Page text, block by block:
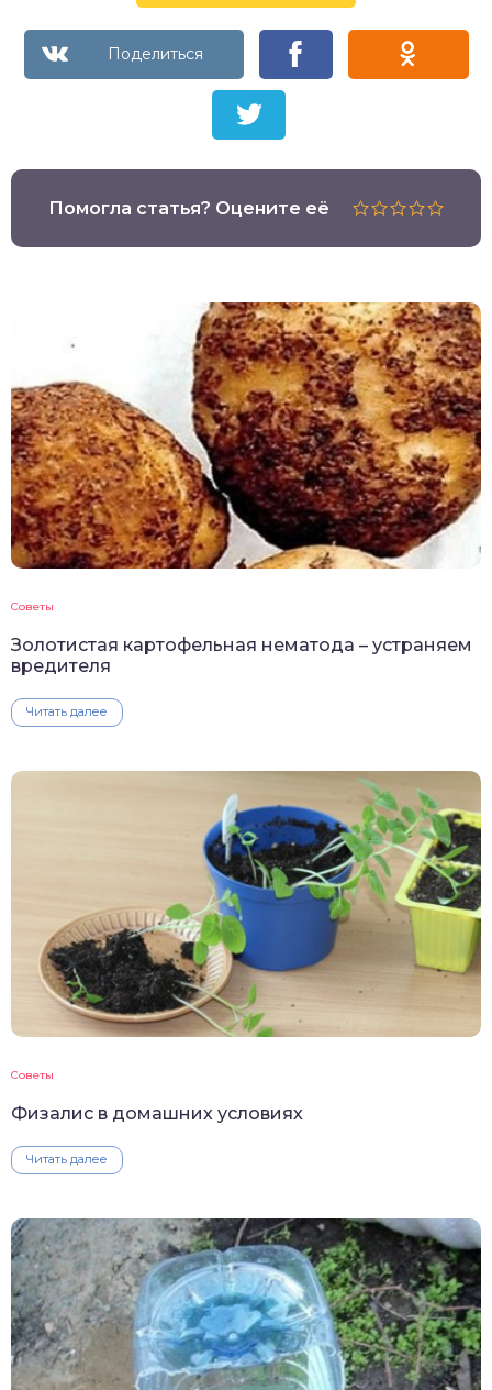
Помогла статья? Оцените её
Советы
Золотистая картофельная нематода – устраняем
вредителя
Читать далее
Советы
Физалис в домашних условиях
Читать далее